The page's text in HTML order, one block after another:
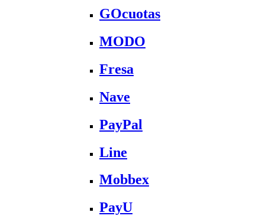
GOcuotas
MODO
Fresa
Nave
PayPal
Line
Mobbex
PayU